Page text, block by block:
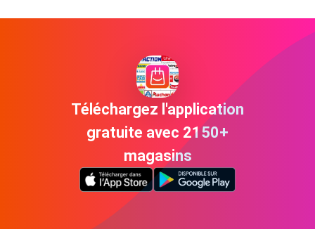
Téléchargez l'application
gratuite avec 2150+
magasins